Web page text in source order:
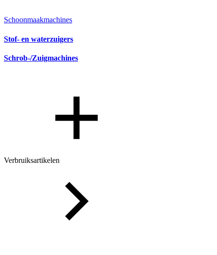
Schoonmaakmachines
Stof- en waterzuigers
Schrob-/Zuigmachines
Verbruiksartikelen